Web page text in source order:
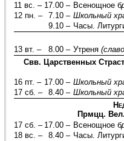
11 вс. – 17.00 – Всенощное
12 пн. –
7.10 – Школьный
9.10 – Часы.
13 вт. – 8.00 – Утреня
Свв. Царственных
16 пт. – 17.00 – Школьный
17 сб. –
8.40 – Школьный
Прмцц.
17 сб. – 17.00 – Всенощное
18 вс. –
8.40 – Часы.